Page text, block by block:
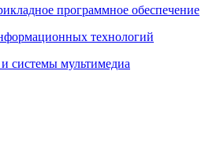
программное обеспечение
технологий
системы мультимедиа